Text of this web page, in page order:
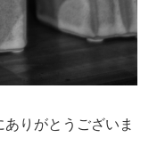
りがとうございま